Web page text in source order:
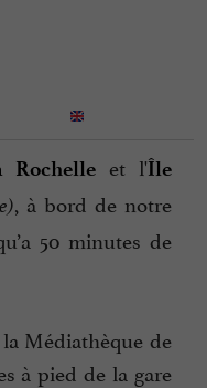
Rochelle et l'Île
, à bord de notre
50 minutes de
Médiathèque de
à pied de la gare